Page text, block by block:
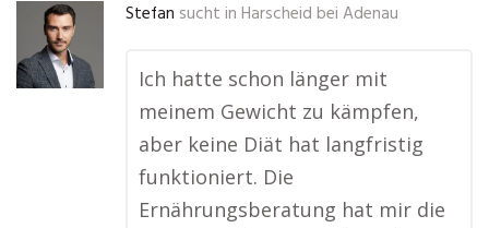
Stefan sucht in Harscheid bei Adenau
Ich hatte schon länger mit
meinem Gewicht zu kämpfen,
aber keine Diät hat langfristig
funktioniert. Die
Ernährungsberatung hat mir die